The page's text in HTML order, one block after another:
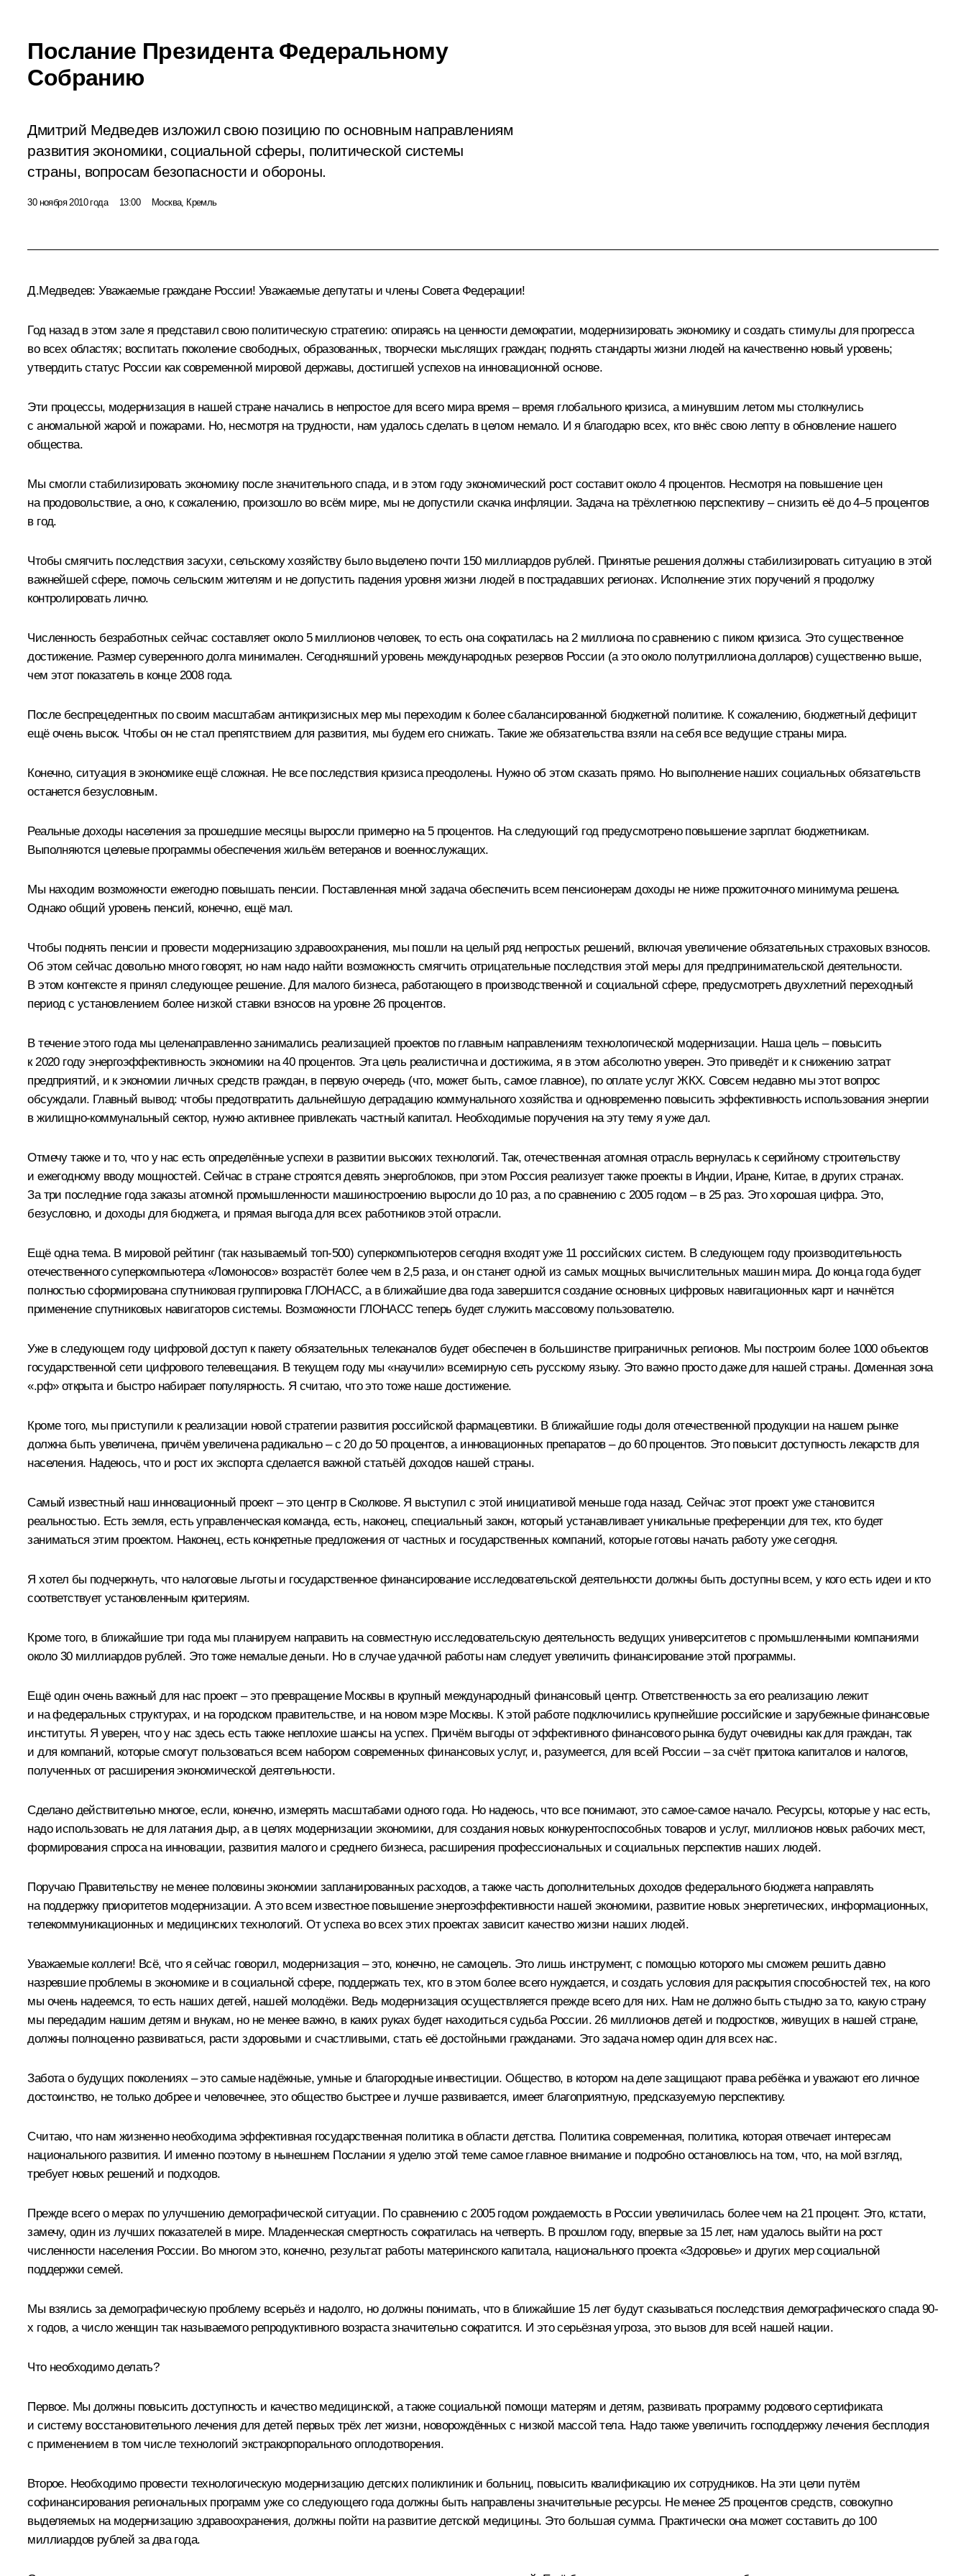
Послание Президента Федеральному
Собранию
Дмитрий Медведев изложил свою позицию по основным направлениям
развития экономики, социальной сферы, политической системы
страны, вопросам безопасности и обороны.
30 ноября 2010 года 13:00 Москва, Кремль
Д.Медведев:Уважаемые граждане России! Уважаемые депутаты и члены Совета Федерации!
Год назад в этом зале я представил свою политическую стратегию: опираясь на ценности демократии, модернизировать экономику и создать стимулы для прогресса
во всех областях; воспитать поколение свободных, образованных, творчески мыслящих граждан; поднять стандарты жизни людей на качественно новый уровень;
утвердить статус России как современной мировой державы, достигшей успехов на инновационной основе.
Эти процессы, модернизация в нашей стране начались в непростое для всего мира время – время глобального кризиса, а минувшим летом мы столкнулись
с аномальной жарой и пожарами. Но, несмотря на трудности, нам удалось сделать в целом немало. И я благодарю всех, кто внёс свою лепту в обновление нашего
общества.
Мы смогли стабилизировать экономику после значительного спада, и в этом году экономический рост составит около 4 процентов. Несмотря на повышение цен
на продовольствие, а оно, к сожалению, произошло во всём мире, мы не допустили скачка инфляции. Задача на трёхлетнюю перспективу – снизить её до 4–5 процентов
в год.
Чтобы смягчить последствия засухи, сельскому хозяйству было выделено почти 150 миллиардов рублей. Принятые решения должны стабилизировать ситуацию в этой
важнейшей сфере, помочь сельским жителям и не допустить падения уровня жизни людей в пострадавших регионах. Исполнение этих поручений я продолжу
контролировать лично.
Численность безработных сейчас составляет около 5 миллионов человек, то есть она сократилась на 2 миллиона по сравнению с пиком кризиса. Это существенное
достижение. Размер суверенного долга минимален. Сегодняшний уровень международных резервов России (а это около полутриллиона долларов) существенно выше,
чем этот показатель в конце 2008 года.
После беспрецедентных по своим масштабам антикризисных мер мы переходим к более сбалансированной бюджетной политике. К сожалению, бюджетный дефицит
ещё очень высок. Чтобы он не стал препятствием для развития, мы будем его снижать. Такие же обязательства взяли на себя все ведущие страны мира.
Конечно, ситуация в экономике ещё сложная. Не все последствия кризиса преодолены. Нужно об этом сказать прямо. Но выполнение наших социальных обязательств
останется безусловным.
Реальные доходы населения за прошедшие месяцы выросли примерно на 5 процентов. На следующий год предусмотрено повышение зарплат бюджетникам.
Выполняются целевые программы обеспечения жильём ветеранов и военнослужащих.
Мы находим возможности ежегодно повышать пенсии. Поставленная мной задача обеспечить всем пенсионерам доходы не ниже прожиточного минимума решена.
Однако общий уровень пенсий, конечно, ещё мал.
Чтобы поднять пенсии и провести модернизацию здравоохранения, мы пошли на целый ряд непростых решений, включая увеличение обязательных страховых взносов.
Об этом сейчас довольно много говорят, но нам надо найти возможность смягчить отрицательные последствия этой меры для предпринимательской деятельности.
В этом контексте я принял следующее решение. Для малого бизнеса, работающего в производственной и социальной сфере, предусмотреть двухлетний переходный
период с установлением более низкой ставки взносов на уровне 26 процентов.
В течение этого года мы целенаправленно занимались реализацией проектов по главным направлениям технологической модернизации. Наша цель – повысить
к 2020 году энергоэффективность экономики на 40 процентов. Эта цель реалистична и достижима, я в этом абсолютно уверен. Это приведёт и к снижению затрат
предприятий, и к экономии личных средств граждан, в первую очередь (что, может быть, самое главное), по оплате услуг ЖКХ. Совсем недавно мы этот вопрос
обсуждали. Главный вывод: чтобы предотвратить дальнейшую деградацию коммунального хозяйства и одновременно повысить эффективность использования энергии
в жилищно-коммунальный сектор, нужно активнее привлекать частный капитал. Необходимые поручения на эту тему я уже дал.
Отмечу также и то, что у нас есть определённые успехи в развитии высоких технологий. Так, отечественная атомная отрасль вернулась к серийному строительству
и ежегодному вводу мощностей. Сейчас в стране строятся девять энергоблоков, при этом Россия реализует также проекты в Индии, Иране, Китае, в других странах.
За три последние года заказы атомной промышленности машиностроению выросли до 10 раз, а по сравнению с 2005 годом – в 25 раз. Это хорошая цифра. Это,
безусловно, и доходы для бюджета, и прямая выгода для всех работников этой отрасли.
Ещё одна тема. В мировой рейтинг (так называемый топ-500) суперкомпьютеров сегодня входят уже 11 российских систем. В следующем году производительность
отечественного суперкомпьютера «Ломоносов» возрастёт более чем в 2,5 раза, и он станет одной из самых мощных вычислительных машин мира. До конца года будет
полностью сформирована спутниковая группировка ГЛОНАСС, а в ближайшие два года завершится создание основных цифровых навигационных карт и начнётся
применение спутниковых навигаторов системы. Возможности ГЛОНАСС теперь будет служить массовому пользователю.
Уже в следующем году цифровой доступ к пакету обязательных телеканалов будет обеспечен в большинстве приграничных регионов. Мы построим более 1000 объектов
государственной сети цифрового телевещания. В текущем году мы «научили» всемирную сеть русскому языку. Это важно просто даже для нашей страны. Доменная зона
«.рф» открыта и быстро набирает популярность. Я считаю, что это тоже наше достижение.
Кроме того, мы приступили к реализации новой стратегии развития российской фармацевтики. В ближайшие годы доля отечественной продукции на нашем рынке
должна быть увеличена, причём увеличена радикально – с 20 до 50 процентов, а инновационных препаратов – до 60 процентов. Это повысит доступность лекарств для
населения. Надеюсь, что и рост их экспорта сделается важной статьёй доходов нашей страны.
Самый известный наш инновационный проект – это центр в Сколкове. Я выступил с этой инициативой меньше года назад. Сейчас этот проект уже становится
реальностью. Есть земля, есть управленческая команда, есть, наконец, специальный закон, который устанавливает уникальные преференции для тех, кто будет
заниматься этим проектом. Наконец, есть конкретные предложения от частных и государственных компаний, которые готовы начать работу уже сегодня.
Я хотел бы подчеркнуть, что налоговые льготы и государственное финансирование исследовательской деятельности должны быть доступны всем, у кого есть идеи и кто
соответствует установленным критериям.
Кроме того, в ближайшие три года мы планируем направить на совместную исследовательскую деятельность ведущих университетов с промышленными компаниями
около 30 миллиардов рублей. Это тоже немалые деньги. Но в случае удачной работы нам следует увеличить финансирование этой программы.
Ещё один очень важный для нас проект – это превращение Москвы в крупный международный финансовый центр. Ответственность за его реализацию лежит
и на федеральных структурах, и на городском правительстве, и на новом мэре Москвы. К этой работе подключились крупнейшие российские и зарубежные финансовые
институты. Я уверен, что у нас здесь есть также неплохие шансы на успех. Причём выгоды от эффективного финансового рынка будут очевидны как для граждан, так
и для компаний, которые смогут пользоваться всем набором современных финансовых услуг, и, разумеется, для всей России – за счёт притока капиталов и налогов,
полученных от расширения экономической деятельности.
Сделано действительно многое, если, конечно, измерять масштабами одного года. Но надеюсь, что все понимают, это самое-самое начало. Ресурсы, которые у нас есть,
надо использовать не для латания дыр, а в целях модернизации экономики, для создания новых конкурентоспособных товаров и услуг, миллионов новых рабочих мест,
формирования спроса на инновации, развития малого и среднего бизнеса, расширения профессиональных и социальных перспектив наших людей.
Поручаю Правительству не менее половины экономии запланированных расходов, а также часть дополнительных доходов федерального бюджета направлять
на поддержку приоритетов модернизации. А это всем известное повышение энергоэффективности нашей экономики, развитие новых энергетических, информационных,
телекоммуникационных и медицинских технологий. От успеха во всех этих проектах зависит качество жизни наших людей.
Уважаемые коллеги! Всё, что я сейчас говорил, модернизация – это, конечно, не самоцель. Это лишь инструмент, с помощью которого мы сможем решить давно
назревшие проблемы в экономике и в социальной сфере, поддержать тех, кто в этом более всего нуждается, и создать условия для раскрытия способностей тех, на кого
мы очень надеемся, то есть наших детей, нашей молодёжи. Ведь модернизация осуществляется прежде всего для них. Нам не должно быть стыдно за то, какую страну
мы передадим нашим детям и внукам, но не менее важно, в каких руках будет находиться судьба России. 26 миллионов детей и подростков, живущих в нашей стране,
должны полноценно развиваться, расти здоровыми и счастливыми, стать её достойными гражданами. Это задача номер один для всех нас.
Забота о будущих поколениях – это самые надёжные, умные и благородные инвестиции. Общество, в котором на деле защищают права ребёнка и уважают его личное
достоинство, не только добрее и человечнее, это общество быстрее и лучше развивается, имеет благоприятную, предсказуемую перспективу.
Считаю, что нам жизненно необходима эффективная государственная политика в области детства. Политика современная, политика, которая отвечает интересам
национального развития. И именно поэтому в нынешнем Послании я уделю этой теме самое главное внимание и подробно остановлюсь на том, что, на мой взгляд,
требует новых решений и подходов.
Прежде всего о мерах по улучшению демографической ситуации. По сравнению с 2005 годом рождаемость в России увеличилась более чем на 21 процент. Это, кстати,
замечу, один из лучших показателей в мире. Младенческая смертность сократилась на четверть. В прошлом году, впервые за 15 лет, нам удалось выйти на рост
численности населения России. Во многом это, конечно, результат работы материнского капитала, национального проекта «Здоровье» и других мер социальной
поддержки семей.
Мы взялись за демографическую проблему всерьёз и надолго, но должны понимать, что в ближайшие 15 лет будут сказываться последствия демографического спада 90-
х годов, а число женщин так называемого репродуктивного возраста значительно сократится. И это серьёзная угроза, это вызов для всей нашей нации.
Что необходимо делать?
Первое. Мы должны повысить доступность и качество медицинской, а также социальной помощи матерям и детям, развивать программу родового сертификата
и систему восстановительного лечения для детей первых трёх лет жизни, новорождённых с низкой массой тела. Надо также увеличить господдержку лечения бесплодия
с применением в том числе технологий экстракорпорального оплодотворения.
Второе. Необходимо провести технологическую модернизацию детских поликлиник и больниц, повысить квалификацию их сотрудников. На эти цели путём
софинансирования региональных программ уже со следующего года должны быть направлены значительные ресурсы. Не менее 25 процентов средств, совокупно
выделяемых на модернизацию здравоохранения, должны пойти на развитие детской медицины. Это большая сумма. Практически она может составить до 100
миллиардов рублей за два года.